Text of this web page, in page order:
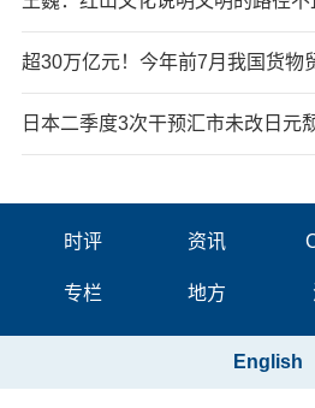
超30万亿元！今年前7月我国货物
日本二季度3次干预汇市未改日元
时评 资讯
专栏 地方
English